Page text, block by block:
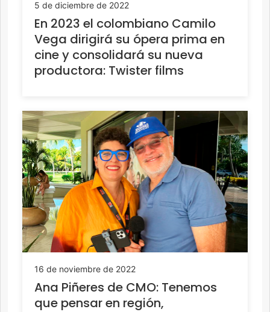
5 de diciembre de 2022
En 2023 el colombiano Camilo
Vega dirigirá su ópera prima en
cine y consolidará su nueva
productora: Twister films
16 de noviembre de 2022
Ana Piñeres de CMO: Tenemos
que pensar en región,